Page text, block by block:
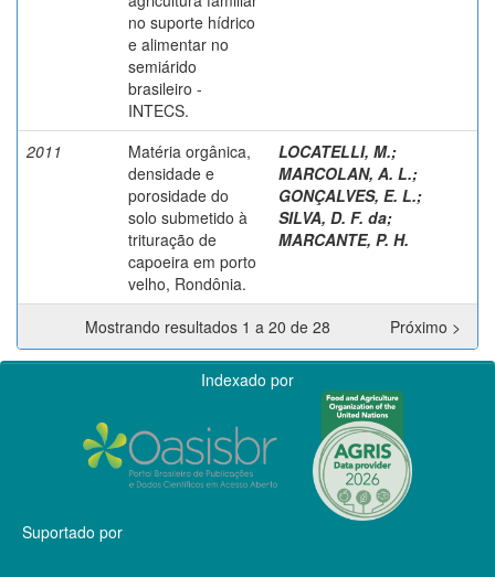
no suporte hídrico
e alimentar no
semiárido
brasileiro -
INTECS.
2011
Matéria orgânica,
densidade e
porosidade do
solo submetido à
trituração de
capoeira em porto
velho, Rondônia.
LOCATELLI, M.;
MARCOLAN, A. L.;
GONÇALVES, E. L.;
SILVA, D. F. da;
MARCANTE, P. H.
Mostrando resultados 1 a 20 de 28 Próximo >
Indexado por
Suportado por